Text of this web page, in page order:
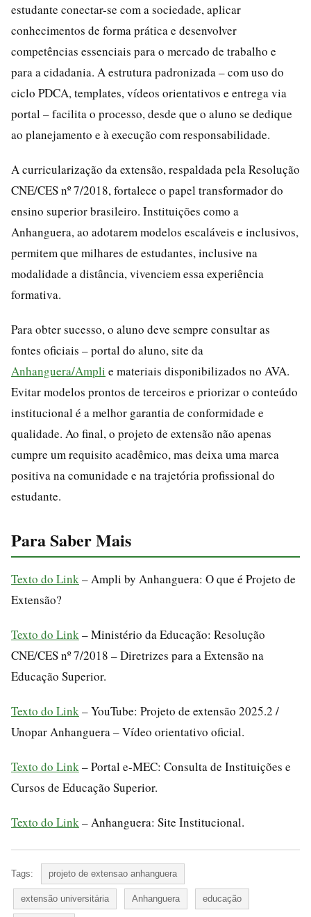
estudante conectar-se com a sociedade, aplicar
conhecimentos de forma prática e desenvolver
competências essenciais para o mercado de trabalho e
para a cidadania. A estrutura padronizada – com uso do
ciclo PDCA, templates, vídeos orientativos e entrega via
portal – facilita o processo, desde que o aluno se dedique
ao planejamento e à execução com responsabilidade.
A curricularização da extensão, respaldada pela Resolução
CNE/CES nº 7/2018, fortalece o papel transformador do
ensino superior brasileiro. Instituições como a
Anhanguera, ao adotarem modelos escaláveis e inclusivos,
permitem que milhares de estudantes, inclusive na
modalidade a distância, vivenciem essa experiência
formativa.
Para obter sucesso, o aluno deve sempre consultar as
fontes oficiais – portal do aluno, site da
Anhanguera/Ampli e materiais disponibilizados no AVA.
Evitar modelos prontos de terceiros e priorizar o conteúdo
institucional é a melhor garantia de conformidade e
qualidade. Ao final, o projeto de extensão não apenas
cumpre um requisito acadêmico, mas deixa uma marca
positiva na comunidade e na trajetória profissional do
estudante.
Para Saber Mais
Texto do Link – Ampli by Anhanguera: O que é Projeto de
Extensão?
Texto do Link – Ministério da Educação: Resolução
CNE/CES nº 7/2018 – Diretrizes para a Extensão na
Educação Superior.
Texto do Link – YouTube: Projeto de extensão 2025.2 /
Unopar Anhanguera – Vídeo orientativo oficial.
Texto do Link – Portal e-MEC: Consulta de Instituições e
Cursos de Educação Superior.
Texto do Link – Anhanguera: Site Institucional.
Tags: projeto de extensao anhanguera
extensão universitária Anhanguera educação